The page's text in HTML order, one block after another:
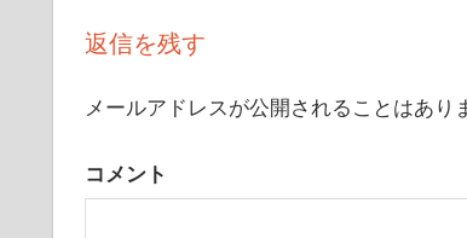
ナ
ビ
ゲ
ー
シ
返信を残す
メールアドレスが公開されることはあり
コメント